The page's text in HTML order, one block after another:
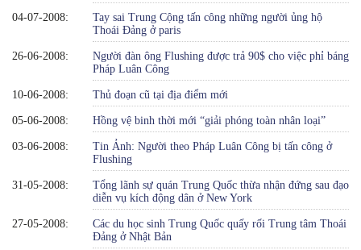
04-07-2008:
Tay sai Trung Cộng tấn công những người ủng hộ
Thoái Đảng ở paris
26-06-2008:
Người đàn ông Flushing được trả 90$ cho việc phỉ báng
Pháp Luân Công
10-06-2008: Thủ đoạn cũ tại địa điểm mới
05-06-2008: Hồng vệ binh thời mới “giải phóng toàn nhân loại”
03-06-2008:
Tin Ảnh: Người theo Pháp Luân Công bị tấn công ở
Flushing
31-05-2008:
Tổng lãnh sự quán Trung Quốc thừa nhận đứng sau đạo
diễn vụ kích động dân ở New York
27-05-2008:
Các du học sinh Trung Quốc quấy rối Trung tâm Thoái
Đảng ở Nhật Bản